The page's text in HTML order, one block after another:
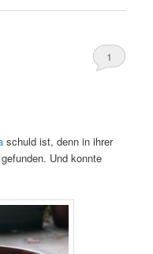
1
schuld ist, denn in ihrer
Und konnte